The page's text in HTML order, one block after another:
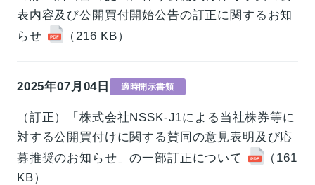
表内容及び公開買付開始公告の訂正に関するお知
らせ
（216 KB）
2025年07月04日 適時開示書類
（訂正）「株式会社NSSK-J1による当社株券等に
対する公開買付けに関する賛同の意見表明及び応
募推奨のお知らせ」の一部訂正について
（161
KB）